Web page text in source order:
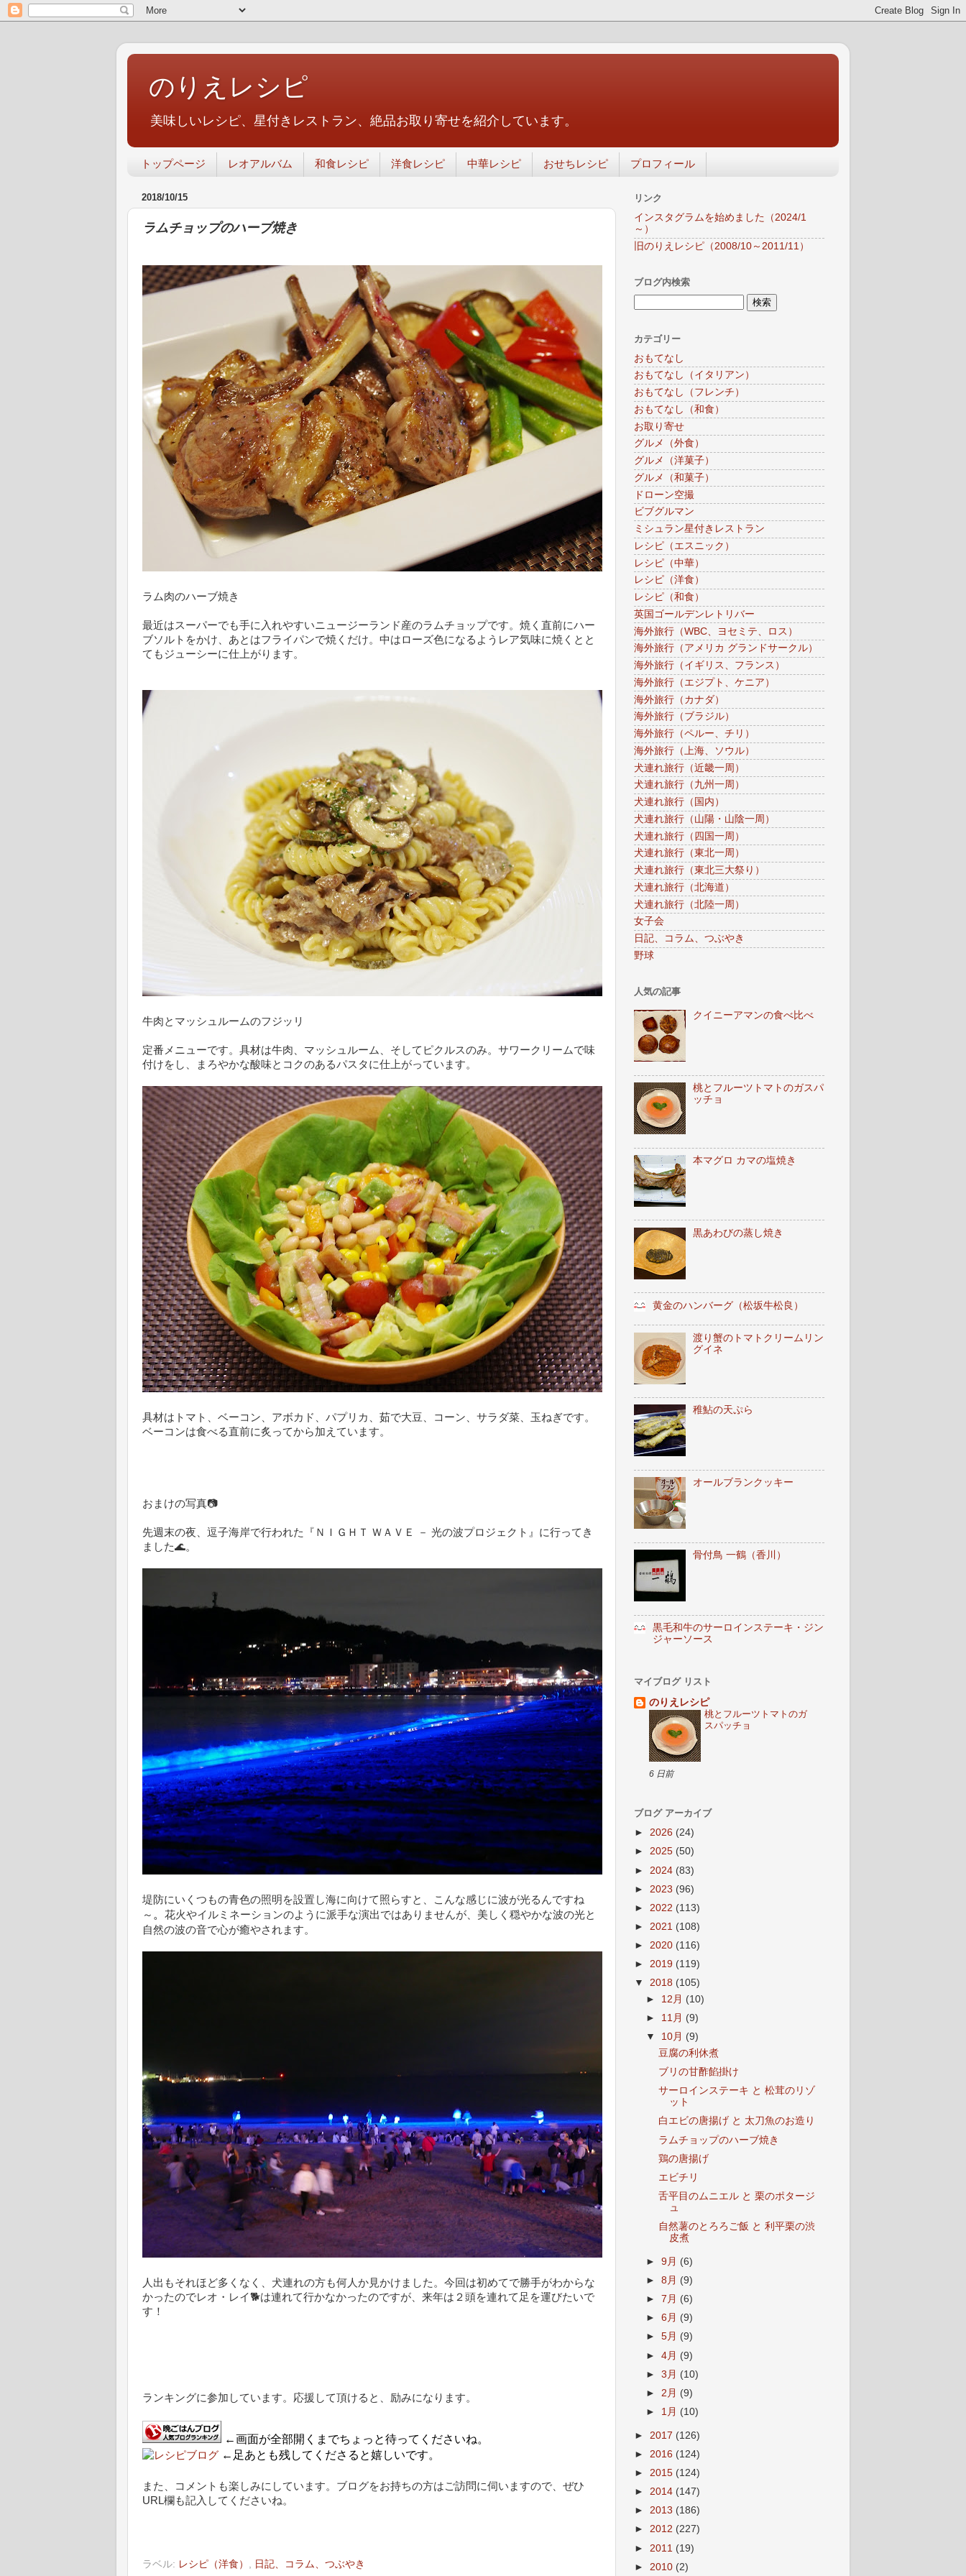
のりえレシピ
美味しいレシピ、星付きレストラン、絶品お取り寄せを紹介しています。
トップページ レオアルバム 和食レシピ 洋食レシピ 中華レシピ おせちレシピ プロフィール
2018/10/15
ラムチョップのハーブ焼き
ラム肉のハーブ焼き
最近はスーパーでも手に入れやすいニュージーランド産のラムチョップです。焼く直前にハー
ブソルトをかけ、あとはフライパンで焼くだけ。中はローズ色になるようレア気味に焼くとと
てもジューシーに仕上がります。
牛肉とマッシュルームのフジッリ
定番メニューです。具材は牛肉、マッシュルーム、そしてピクルスのみ。サワークリームで味
付けをし、まろやかな酸味とコクのあるパスタに仕上がっています。
具材はトマト、ベーコン、アボカド、パプリカ、茹で大豆、コーン、サラダ菜、玉ねぎです。
ベーコンは食べる直前に炙ってから加えています。
おまけの写真📷
先週末の夜、逗子海岸で行われた『ＮＩＧＨＴ ＷＡＶＥ － 光の波プロジェクト』に行ってき
ました🌊。
堤防にいくつもの青色の照明を設置し海に向けて照らすと、こんな感じに波が光るんですね
～ 。 花火やイルミネーションのように派手な演出ではありませんが、美しく穏やかな波の光と
自然の波の音で心が癒やされます。
人出もそれほど多くなく、犬連れの方も何人か見かけました。今回は初めてで勝手がわからな
かったのでレオ・レイ🐕は連れて行かなかったのですが、来年は２頭を連れて足を運びたいで
す！
ランキングに参加しています。応援して頂けると、励みになります。
←画面が全部開くまでちょっと待ってくださいね。
←足あとも残してくださると嬉しいです。
また、コメントも楽しみにしています。ブログをお持ちの方はご訪問に伺いますので、ぜひ
URL欄も記入してくださいね。
ラベル: レシピ（洋食） 日記、コラム、つぶやき
リンク
インスタグラムを始めました（2024/1
～）
旧のりえレシピ（2008/10～2011/11）
ブログ内検索
カテゴリー
おもてなし
おもてなし（イタリアン）
おもてなし（フレンチ）
おもてなし（和食）
お取り寄せ
グルメ（外食）
グルメ（洋菓子）
グルメ（和菓子）
ドローン空撮
ビブグルマン
ミシュラン星付きレストラン
レシピ（エスニック）
レシピ（中華）
レシピ（洋食）
レシピ（和食）
英国ゴールデンレトリバー
海外旅行（WBC、ヨセミテ、ロス）
海外旅行（アメリカ グランドサークル）
海外旅行（イギリス、フランス）
海外旅行（エジプト、ケニア）
海外旅行（カナダ）
海外旅行（ブラジル）
海外旅行（ペルー、チリ）
海外旅行（上海、ソウル）
犬連れ旅行（近畿一周）
犬連れ旅行（九州一周）
犬連れ旅行（国内）
犬連れ旅行（山陽・山陰一周）
犬連れ旅行（四国一周）
犬連れ旅行（東北一周）
犬連れ旅行（東北三大祭り）
犬連れ旅行（北海道）
犬連れ旅行（北陸一周）
女子会
日記、コラム、つぶやき
野球
人気の記事
クイニーアマンの食べ比べ
桃とフルーツトマトのガスパ
ッチョ
本マグロ カマの塩焼き
黒あわびの蒸し焼き
黄金のハンバーグ（松坂牛松良）
渡り蟹のトマトクリームリン
グイネ
稚鮎の天ぷら
オールブランクッキー
骨付鳥 一鶴（香川）
黒毛和牛のサーロインステーキ・ジン
ジャーソース
マイブログ リスト
のりえレシピ
桃とフルーツトマトのガ
スパッチョ
6 日前
ブログ アーカイブ
► 2026 (24)
► 2025 (50)
► 2024 (83)
► 2023 (96)
► 2022 (113)
► 2021 (108)
► 2020 (116)
► 2019 (119)
▼ 2018 (105)
► 12月 (10)
► 11月 (9)
▼ 10月 (9)
豆腐の利休煮
ブリの甘酢餡掛け
サーロインステーキ と 松茸のリゾ
ット
白エビの唐揚げ と 太刀魚のお造り
ラムチョップのハーブ焼き
鶏の唐揚げ
エビチリ
舌平目のムニエル と 栗のポタージ
ュ
自然薯のとろろご飯 と 利平栗の渋
皮煮
►9月 (6)
►8月 (9)
►7月 (6)
►6月 (9)
►5月 (9)
►4月 (9)
►3月 (10)
► 2月 (9)
► 1月 (10)
► 2017 (126)
► 2016 (124)
► 2015 (124)
► 2014 (147)
► 2013 (186)
► 2012 (227)
► 2011 (19)
► 2010 (2)